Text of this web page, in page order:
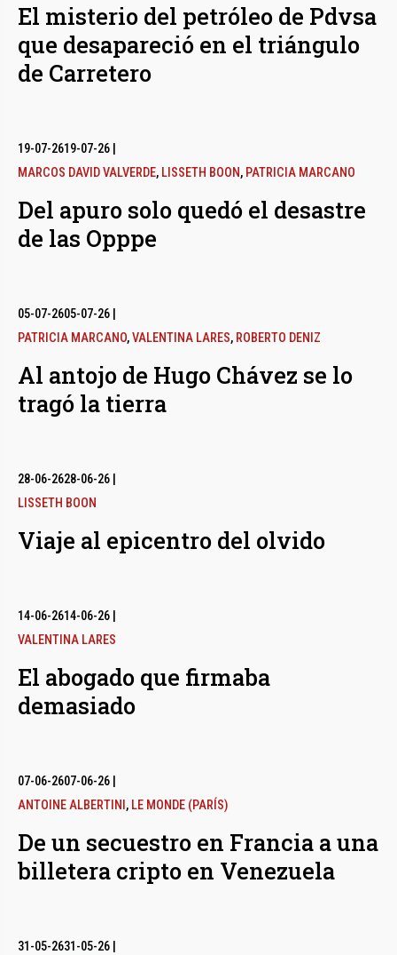
El misterio del petróleo de Pdvsa
que desapareció en el triángulo
de Carretero
19-07-2619-07-26
MARCOS DAVID VALVERDE, LISSETH BOON, PATRICIA MARCANO
Del apuro solo quedó el desastre
de las Opppe
05-07-2605-07-26
PATRICIA MARCANO,VALENTINA LARES, ROBERTO DENIZ
Al antojo de Hugo Chávez se lo
tragó la tierra
28-06-2628-06-26
LISSETH BOON
Viaje al epicentro del olvido
14-06-2614-06-26
VALENTINA LARES
El abogado que firmaba
demasiado
07-06-2607-06-26
ANTOINE ALBERTINI , LE MONDE (PARÍS)
De un secuestro en Francia a una
billetera cripto en Venezuela
31-05-2631-05-26